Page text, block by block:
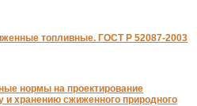
топливные. ГОСТ Р 52087-2003
нормы на проектирование
и хранению сжиженного природного